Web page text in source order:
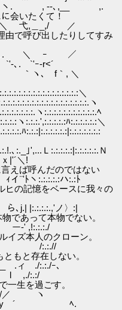
､,__ ,.
いたくて！
_,/ ／
び出したりしてすみ
ｰ ／
r<´
､ f｀, ＼
＼
ヽ
ヽ:.:.:.:.:.:.:.:.:.:.:.ﾍ
ヽ:.:.:.',:.:.:.:.:ﾊ:.:.:.:.:.:＼
ﾊ:.:.:|:.:.:.:.:.:|:.:.:.:.:.:.:
｣',...Ｌ:.:.:.:.:|:.:.:.:.:.Ｎ
|'´＼!
ば呼んだのではない
ﾄヽ:.:.:.:.:ハ:.:ﾄ
記憶をベースに我々の
|:.:.:.:.,'ノ〉:|
って本物でない。
,!:.:.:./
人のクローン。
:.:.//
存在しない。
./:.:./ｰ､
:.:/
過ごす。
ヽ
´ ﾍ.